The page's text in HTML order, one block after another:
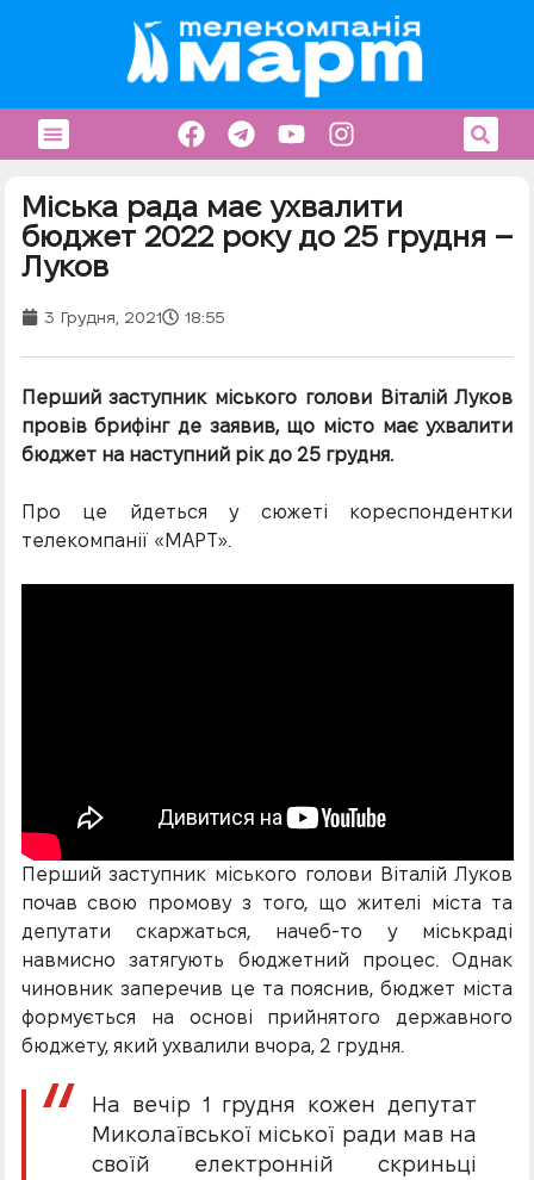
Міська рада має ухвалити
бюджет 2022 року до 25 грудня –
Луков
3 Грудня, 2021 18:55
Перший заступник міського голови Віталій Луков
провів брифінг де заявив, що місто має ухвалити
бюджет на наступний рік до 25 грудня.
Про це йдеться у сюжеті кореспондентки
телекомпанії «МАРТ».
Перший заступник міського голови Віталій Луков
почав свою промову з того, що жителі міста та
депутати скаржаться, начеб-то у міськраді
навмисно затягують бюджетний процес. Однак
чиновник заперечив це та пояснив, бюджет міста
формується на основі прийнятого державного
бюджету, який ухвалили вчора, 2 грудня.
На вечір 1 грудня кожен депутат
Миколаївської міської ради мав на
своїй електронній скриньці